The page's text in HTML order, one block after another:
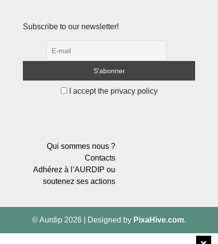
Subscribe to our newsletter!
I accept the privacy policy
Qui sommes nous ?
Contacts
Adhérez à l’AURDIP ou
soutenez ses actions
© Aurdip 2026 Designed by PixaHive.com.